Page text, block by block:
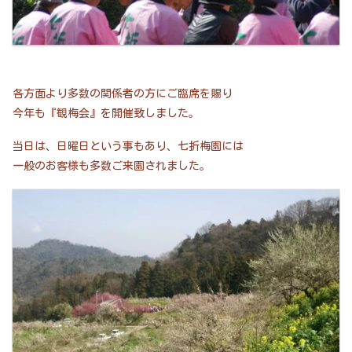
各方面より多数の関係者の方にご臨席を賜り
今年も『観梅会』を開催致しました。
当日は、日曜日という事もあり、七折梅園には
一般のお客様も多数ご来園されました。